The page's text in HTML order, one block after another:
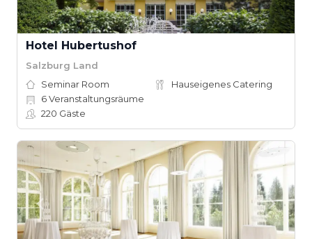
Hotel Hubertushof
Salzburg Land
Seminar Room
Hauseigenes Catering
6Veranstaltungsräume
220 Gäste